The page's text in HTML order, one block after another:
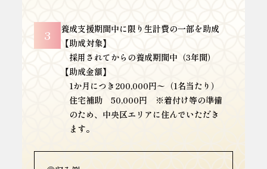
3
養成支援期間中に限り生計費の一部を助成
【助成対象】
採用されてからの養成期間中（3年間）
【助成金額】
1か月につき200,000円〜（1名当たり）
住宅補助 50,000円 ※着付け等の準備
のため、中央区エリアに住んでいただき
ます。